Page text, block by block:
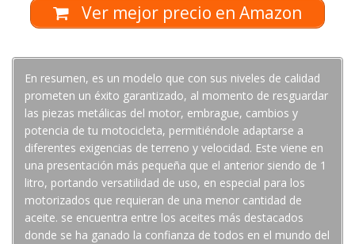
Ver mejor precio en Amazon
En resumen, es un modelo que con sus niveles de calidad
prometen un éxito garantizado, al momento de resguardar
las piezas metálicas del motor, embrague, cambios y
potencia de tu motocicleta, permitiéndole adaptarse a
diferentes exigencias de terreno y velocidad. Este viene en
una presentación más pequeña que el anterior siendo de 1
litro, portando versatilidad de uso, en especial para los
motorizados que requieran de una menor cantidad de
aceite. se encuentra entre los aceites más destacados
donde se ha ganado la confianza de todos en el mundo del